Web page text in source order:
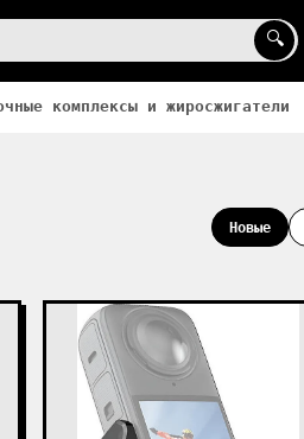
🔍
комплексы и жиросжигатели
Новые